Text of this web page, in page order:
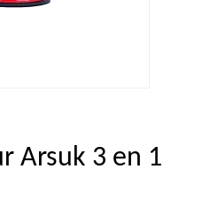
Arsuk 3 en 1